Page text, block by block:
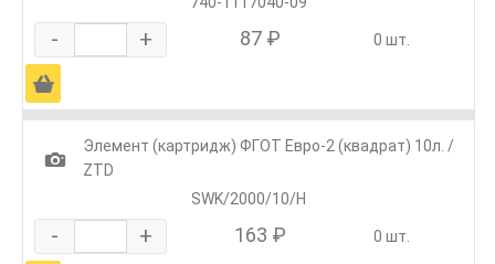
- + 87 ₽ 0 шт.
Ä
1
Элемент (картридж) ФГОТ Евро-2 (квадрат) 10л. /
ZTD
SWK/2000/10/H
- + 163 ₽ 0 шт.